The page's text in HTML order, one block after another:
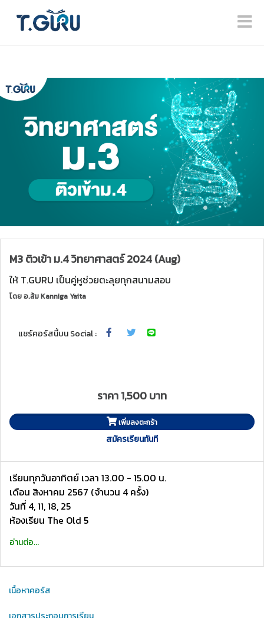
M3 ติวเข้า ม.4 วิทยาศาสตร์ 2024 (Aug)
ให้ T.GURU เป็นคู่หูช่วยตะลุยทุกสนามสอบ
โดยอ.ส้ม Kanniga Yaita
แชร์คอร์สนี้บน Social :
ราคา 1,500 บาท
เพิ่มลงตะกร้า
สมัครเรียนทันที
เรียนทุกวันอาทิตย์ เวลา 13.00 - 15.00 น.
เดือน สิงหาคม 2567 (จำนวน 4 ครั้ง)
วันที่ 4, 11, 18, 25
ห้องเรียน The Old 5
อ่านต่อ...
เนื้อหาคอร์ส